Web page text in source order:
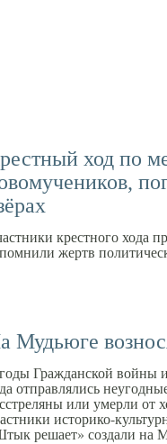
ход по
крестного хода
жертв
Мудьюге
Гражданской войны
отправлялись
или умерли от
историко-
решает» создали на